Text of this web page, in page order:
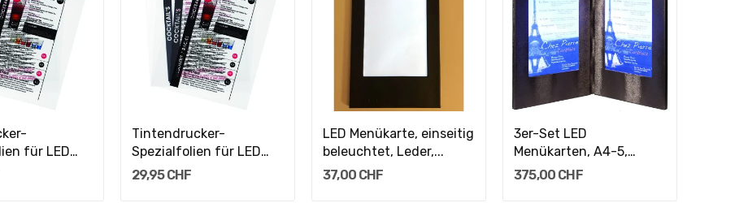
Warenkorb
für LED
In Den Warenkorb
Tintendrucker-
Spezialfolien für LED
Menükarten...
29,95 CHF
LED Menükarte, einseitig
beleuchtet, Leder,...
37,00 CHF
3er-Set LED
Menükarten, A4-5,
zweiseitig,...
375,00 CHF